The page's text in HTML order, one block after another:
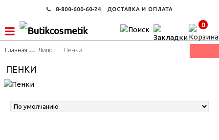
8-800-600-60-24 ДОСТАВКА И ОПЛАТА
0
Главная Лицо Пенки
ПЕНКИ